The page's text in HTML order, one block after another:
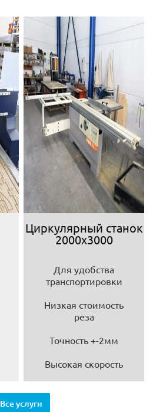
Циркулярный станок
2000х3000
Для удобства
транспортировки
Низкая стоимость
реза
Точность +-2мм
Высокая скорость
Все услуги